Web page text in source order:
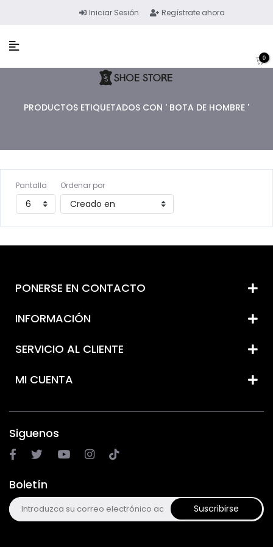
Iniciar Sesión Regístrate ahora
0
PRODUCTOS ETIQUETADOS CON ' BOTA DE HOMBRE '
Pantalla Ordenar por
PONERSE EN CONTACTO
INFORMACIÓN
SERVICIO AL CLIENTE
MI CUENTA
Siguenos
Boletín
Suscribirse